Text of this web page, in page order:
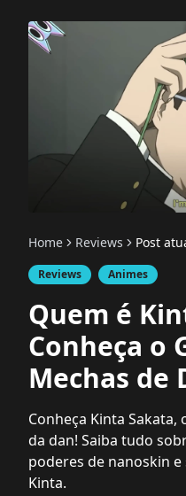
Home Reviews Post
Reviews Animes
Quem é
Conheça o
Mechas de
Conheça Kinta
da dan! Saiba tudo
poderes de nanoskin
Kinta.